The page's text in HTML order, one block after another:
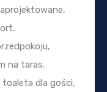
na taras.
toaleta dla gości,